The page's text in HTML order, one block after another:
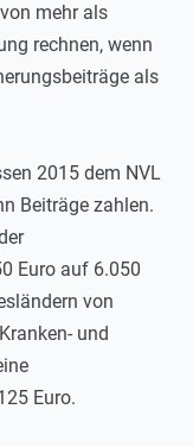
mehr als
rechnen, wenn
als
2015 dem NVL
Beiträge zahlen.
Euro auf 6.050
von
und
Euro.